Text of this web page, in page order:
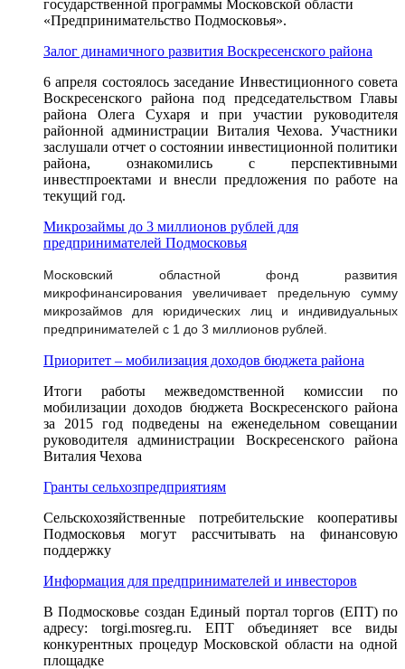
государственной программы Московской области
«Предпринимательство Подмосковья».
Залог динамичного развития Воскресенского района
6 апреля состоялось заседание Инвестиционного совета
Воскресенского района под председательством Главы
района Олега Сухаря и при участии руководителя
районной администрации Виталия Чехова. Участники
заслушали отчет о состоянии инвестиционной политики
района, ознакомились с перспективными
инвестпроектами и внесли предложения по работе на
текущий год.
Микрозаймы до 3 миллионов рублей для
предпринимателей Подмосковья
Московский областной фонд развития
микрофинансирования увеличивает предельную сумму
микрозаймов для юридических лиц и индивидуальных
предпринимателей с 1 до 3 миллионов рублей.
Приоритет – мобилизация доходов бюджета района
Итоги работы межведомственной комиссии по
мобилизации доходов бюджета Воскресенского района
за 2015 год подведены на еженедельном совещании
руководителя администрации Воскресенского района
Виталия Чехова
Гранты сельхозпредприятиям
Сельскохозяйственные потребительские кооперативы
Подмосковья могут рассчитывать на финансовую
поддержку
Информация для предпринимателей и инвесторов
В Подмосковье создан Единый портал торгов (ЕПТ) по
адресу: torgi.mosreg.ru. ЕПТ объединяет все виды
конкурентных процедур Московской области на одной
площадке